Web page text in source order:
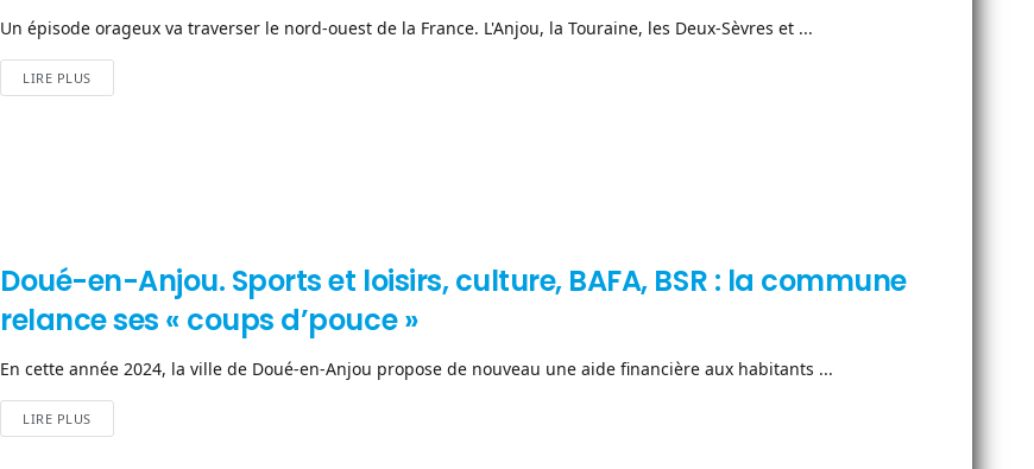
Un épisode orageux va traverser le nord-ouest de la France. L'Anjou, la Touraine, les Deux-Sèvres et ...
LIRE PLUS
Doué-en-Anjou. Sports et loisirs, culture, BAFA, BSR : la commune
relance ses « coups d’pouce »
En cette année 2024, la ville de Doué-en-Anjou propose de nouveau une aide financière aux habitants ...
LIRE PLUS